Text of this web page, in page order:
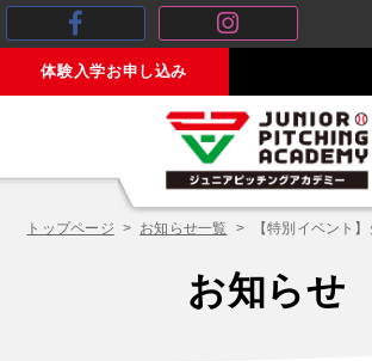
体験入学お申し込み
トップページ お知らせ一覧 【特別イベント
お知らせ